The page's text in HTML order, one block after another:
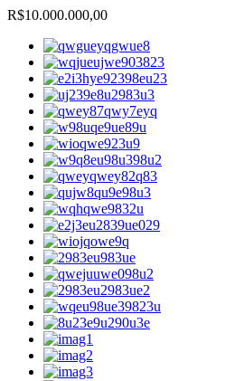
R$10.000.000,00